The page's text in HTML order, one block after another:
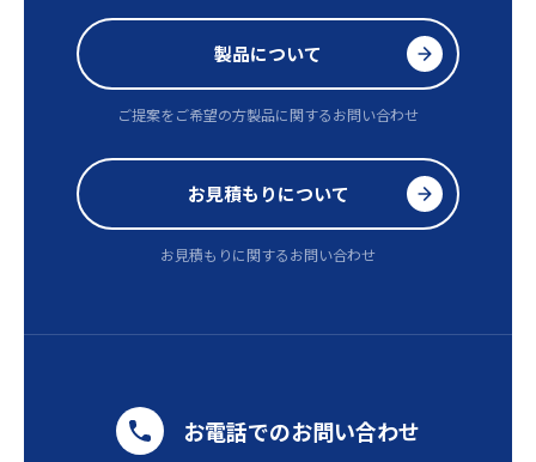
製品について
ご提案をご希望の方製品に関するお問い合わせ
お見積もりについて
お見積もりに関するお問い合わせ
お電話でのお問い合わせ